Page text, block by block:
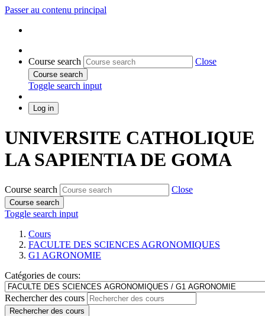
Passer au contenu principal
Course search Close
Course search
Toggle search input
Log in
UNIVERSITE CATHOLIQUE
LA SAPIENTIA DE GOMA
Course search Close
Course search
Toggle search input
Cours
FACULTE DES SCIENCES AGRONOMIQUES
G1 AGRONOMIE
Catégories de cours:
Rechercher des cours
Rechercher des cours